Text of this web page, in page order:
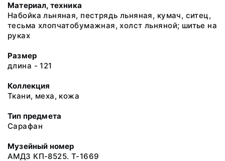
Материал, техника
Набойка льняная, пестрядь льняная, кумач, ситец,
тесьма хлопчатобумажная, холст льняной; шитье на
руках
Размер
длина - 121
Коллекция
Ткани, меха, кожа
Тип предмета
Сарафан
Музейный номер
АМДЗ КП-8525. Т-1669